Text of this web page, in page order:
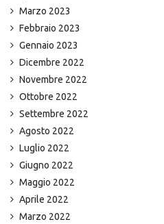
Marzo 2023
Febbraio 2023
Gennaio 2023
Dicembre 2022
Novembre 2022
Ottobre 2022
Settembre 2022
Agosto 2022
Luglio 2022
Giugno 2022
Maggio 2022
Aprile 2022
Marzo 2022